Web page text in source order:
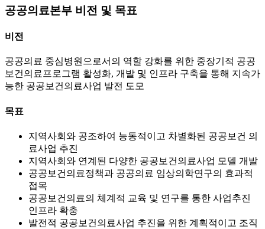
공공의료본부 비전 및 목표
비전
공공의료 중심병원으로서의 역할 강화를 위한 중장기적 공공
보건의료프로그램 활성화, 개발 및 인프라 구축을 통해 지속가
능한 공공보건의료사업 발전 도모
목표
지역사회와 공조하여 능동적이고 차별화된 공공보건 의
료사업 추진
지역사회와 연계된 다양한 공공보건의료사업 모델 개발
공공보건의료정책과 공공의료 임상의학연구의 효과적
접목
공공보건의료의 체계적 교육 및 연구를 통한 사업추진
인프라 확충
발전적 공공보건의료사업 추진을 위한 계획적이고 조직